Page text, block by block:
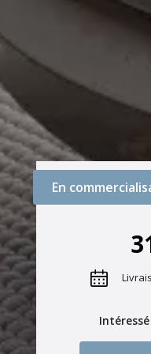
En